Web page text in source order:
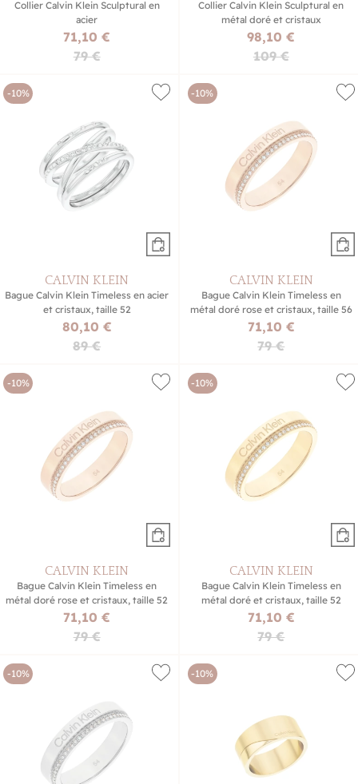
Collier Calvin Klein Sculptural en
acier
71,10 €
79 €
Collier Calvin Klein Sculptural en
métal doré et cristaux
98,10 €
109 €
-10%
CALVIN KLEIN
Bague Calvin Klein Timeless en acier
et cristaux, taille 52
80,10 €
89 €
-10%
CALVIN KLEIN
Bague Calvin Klein Timeless en
métal doré rose et cristaux, taille 56
71,10 €
79 €
-10%
CALVIN KLEIN
Bague Calvin Klein Timeless en
métal doré rose et cristaux, taille 52
71,10 €
79 €
-10%
CALVIN KLEIN
Bague Calvin Klein Timeless en
métal doré et cristaux, taille 52
71,10 €
79 €
-10% -10%